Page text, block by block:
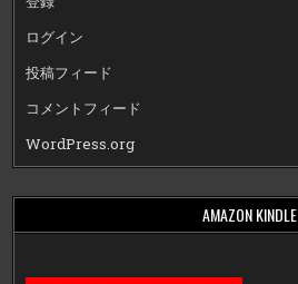
ログイン
投稿フィード
コメントフィード
WordPress.org
AMAZON KINDLE